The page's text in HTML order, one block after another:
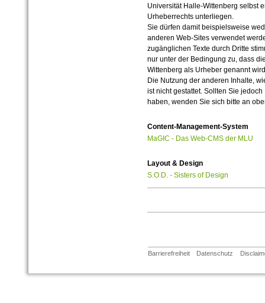
Universität Halle-Wittenberg selbst
Urheberrechts unterliegen.
Sie dürfen damit beispielsweise
anderen Web-Sites verwendet
zugänglichen Texte durch Dritte
nur unter der Bedingung zu, dass
Wittenberg als Urheber genannt
Die Nutzung der anderen Inhalte,
ist nicht gestattet. Sollten Sie
haben, wenden Sie sich bitte an
Content-Management-System
MaGIC - Das Web-CMS der MLU
Layout & Design
S.O.D. - Sisters of Design
Barrierefreiheit Datenschutz